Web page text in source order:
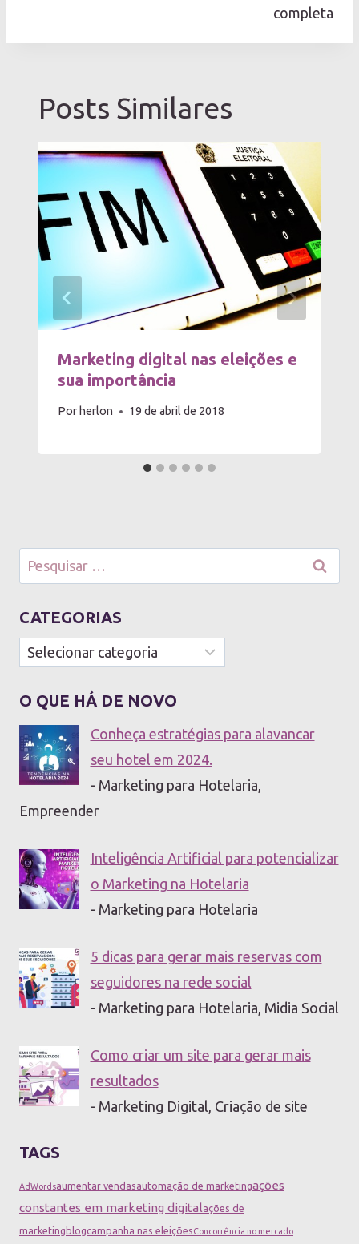
completa
Posts Similares
Marketing digital nas eleições e
sua importância
Por herlon 19 de abril de 2018
Pesquisar
por:
CATEGORIAS
Categorias
O QUE HÁ DE NOVO
Conheça estratégias para alavancar
seu hotel em 2024.
- Marketing para Hotelaria,
Empreender
Inteligência Artificial para potencializar
o Marketing na Hotelaria
- Marketing para Hotelaria
5 dicas para gerar mais reservas com
seguidores na rede social
- Marketing para Hotelaria, Midia Social
Como criar um site para gerar mais
resultados
- Marketing Digital, Criação de site
TAGS
AdWordsaumentar vendasautomação de marketingações
constantes em marketing digitalações de
marketingblogcampanha nas eleiçõesConcorrência no mercado